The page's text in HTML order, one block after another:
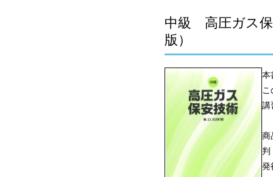
中級 高圧ガス保
版）
本
講
商
発